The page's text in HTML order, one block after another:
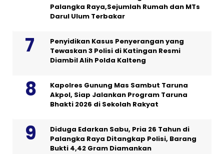
Palangka Raya,Sejumlah Rumah dan MTs
Darul Ulum Terbakar
Penyidikan Kasus Penyerangan yang
Tewaskan 3 Polisi di Katingan Resmi
Diambil Alih Polda Kalteng
Kapolres Gunung Mas Sambut Taruna
Akpol, Siap Jalankan Program Taruna
Bhakti 2026 di Sekolah Rakyat
Diduga Edarkan Sabu, Pria 26 Tahun di
Palangka Raya Ditangkap Polisi, Barang
Bukti 4,42 Gram Diamankan